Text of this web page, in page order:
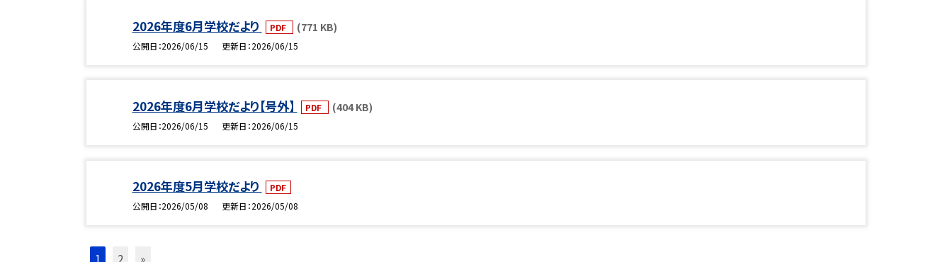
2026年度6月学校だより PDF (771 KB)
公開日 2026/06/15 更新日 2026/06/15
2026年度6月学校だより【号外】 PDF (404 KB)
公開日 2026/06/15 更新日 2026/06/15
2026年度5月学校だより
PDF
公開日 2026/05/08 更新日 2026/05/08